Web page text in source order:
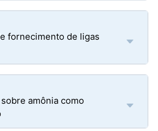
fornecimento de ligas
amônia como